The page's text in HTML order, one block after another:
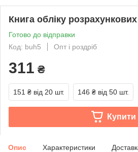
Книга обліку
Готово до відправки
Код: buh5
Опт і роздріб
311 ₴
151 ₴ від 20 шт. 146 ₴ від 50 шт.
Купити
Опис Характеристики